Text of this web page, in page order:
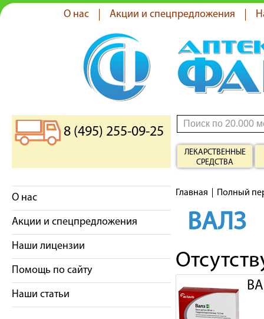
О нас Акции и спецпредложения
8 (495) 255-09-25
ЛЕКАРСТВЕННЫЕ
СРЕДСТВА
О нас
Акции и спецпредложения
Наши лицензии
Помощь по сайту
Наши статьи
Главная Полный
ВАЛЗ